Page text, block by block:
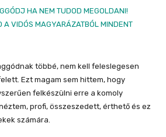
HA NEM TUDOD MEGOLDANI!
A VIDÓS MAGYARÁZATBÓL MINDENT
többé, nem kell feleslegesen
Ezt magam sem hittem, hogy
felkészülni erre a komoly
profi, összeszedett, érthető és ez
számára.